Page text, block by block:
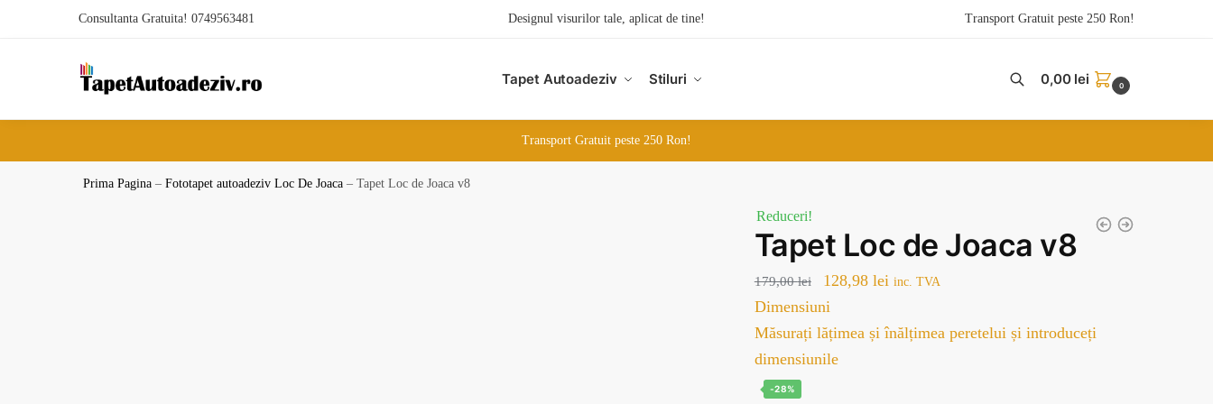
Consultanta Gratuita! 0749563481 Designul visurilor tale, aplicat de tine! Transport Gratuit peste 250 Ron!
Tapet Autoadeziv Stiluri 0,00 lei 0
Transport Gratuit peste 250 Ron!
Prima Pagina –Fototapet autoadeziv Loc De Joaca –Tapet Loc de Joaca v8
Reduceri!
Tapet Loc de Joaca v8
179,00lei
Prețul
inițial
a
fost:
128,98 leiPrețul
este:
inc. TVA
Dimensiuni
Măsurați lățimea și înălțimea peretelui și introduceți
dimensiunile
-28%